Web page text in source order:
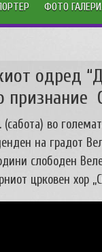
ФОТО
одред
признание
(сабота) во
на градот
слободен
црковен хор